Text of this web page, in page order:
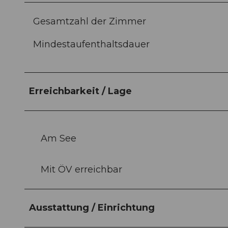
Gesamtzahl der Zimmer
Mindestaufenthaltsdauer
Erreichbarkeit / Lage
Am See
Mit ÖV erreichbar
Ausstattung / Einrichtung